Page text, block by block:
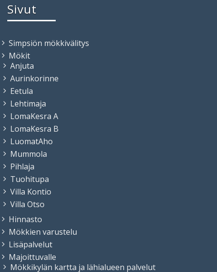
Sivut
Simpsiön mökkivälitys
Mökit
Anjuta
Aurinkorinne
Eetula
Lehtimaja
LomaKesra A
LomaKesra B
LuomatAho
Mummola
Pihlaja
Tuohitupa
Villa Kontio
Villa Otso
Hinnasto
Mökkien varustelu
Lisäpalvelut
Majoittuvalle
Mökkikylän kartta ja lähialueen palvelut